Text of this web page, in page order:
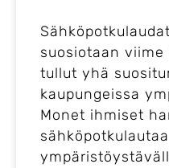
suosiotaan
tullut yhä
kaupungeissa
Monet ihmiset
sähköpotkulautaa